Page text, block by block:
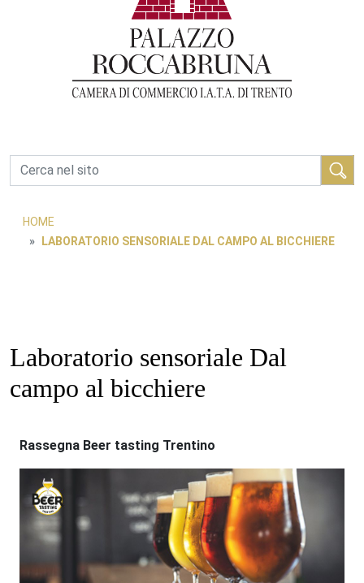
Cerca
HOME
LABORATORIO SENSORIALE DAL CAMPO AL BICCHIERE
Laboratorio sensoriale Dal
campo al bicchiere
Rassegna Beer tasting Trentino